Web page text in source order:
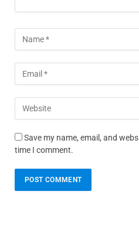
Save my name, email, and
time I comment.